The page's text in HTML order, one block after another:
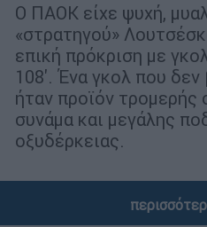
O ΠΑΟΚ είχε ψυχή,
«στρατηγού»
επική πρόκριση με
108'. Ένα γκολ που δεν
ήταν προϊόν τρομερής
συνάμα και μεγάλης
οξυδέρκειας.